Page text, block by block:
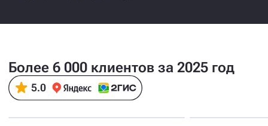
Более 6 000 клиентов за 2025 год